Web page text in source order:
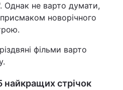
не варто думати,
новорічного
фільми варто
найкращих стрічок